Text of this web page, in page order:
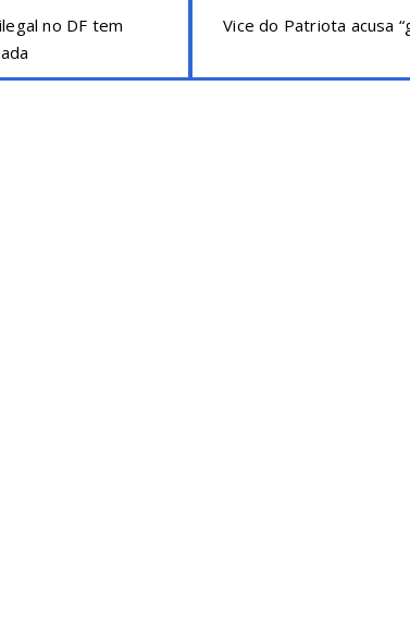
no DF tem
Vice do Patriota acusa